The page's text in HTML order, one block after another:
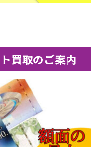
買取のご案内